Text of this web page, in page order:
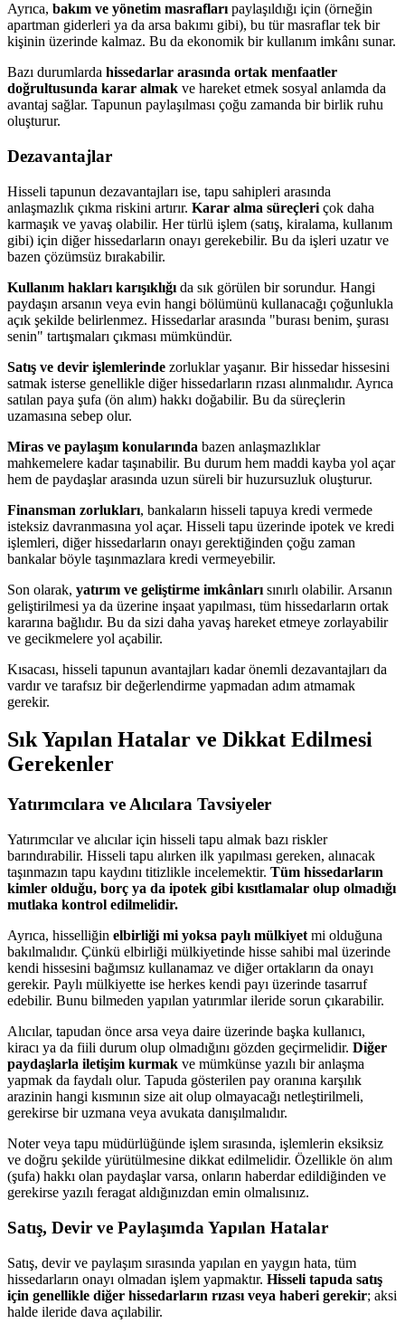
Ayrıca, bakım ve yönetim masrafları paylaşıldığı için (örneğin
apartman giderleri ya da arsa bakımı gibi), bu tür masraflar tek bir
kişinin üzerinde kalmaz. Bu da ekonomik bir kullanım imkânı sunar.
Bazı durumlarda hissedarlar arasında ortak menfaatler
doğrultusunda karar almak ve hareket etmek sosyal anlamda da
avantaj sağlar. Tapunun paylaşılması çoğu zamanda bir birlik ruhu
oluşturur.
Dezavantajlar
Hisseli tapunun dezavantajları ise, tapu sahipleri arasında
anlaşmazlık çıkma riskini artırır. Karar alma süreçleri çok daha
karmaşık ve yavaş olabilir. Her türlü işlem (satış, kiralama, kullanım
gibi) için diğer hissedarların onayı gerekebilir. Bu da işleri uzatır ve
bazen çözümsüz bırakabilir.
Kullanım hakları karışıklığı da sık görülen bir sorundur. Hangi
paydaşın arsanın veya evin hangi bölümünü kullanacağı çoğunlukla
açık şekilde belirlenmez. Hissedarlar arasında "burası benim, şurası
senin" tartışmaları çıkması mümkündür.
Satış ve devir işlemlerinde zorluklar yaşanır. Bir hissedar hissesini
satmak isterse genellikle diğer hissedarların rızası alınmalıdır. Ayrıca
satılan paya şufa (ön alım) hakkı doğabilir. Bu da süreçlerin
uzamasına sebep olur.
Miras ve paylaşım konularında bazen anlaşmazlıklar
mahkemelere kadar taşınabilir. Bu durum hem maddi kayba yol açar
hem de paydaşlar arasında uzun süreli bir huzursuzluk oluşturur.
Finansman zorlukları, bankaların hisseli tapuya kredi vermede
isteksiz davranmasına yol açar. Hisseli tapu üzerinde ipotek ve kredi
işlemleri, diğer hissedarların onayı gerektiğinden çoğu zaman
bankalar böyle taşınmazlara kredi vermeyebilir.
Son olarak, yatırım ve geliştirme imkânları sınırlı olabilir. Arsanın
geliştirilmesi ya da üzerine inşaat yapılması, tüm hissedarların ortak
kararına bağlıdır. Bu da sizi daha yavaş hareket etmeye zorlayabilir
ve gecikmelere yol açabilir.
Kısacası, hisseli tapunun avantajları kadar önemli dezavantajları da
vardır ve tarafsız bir değerlendirme yapmadan adım atmamak
gerekir.
Sık Yapılan Hatalar ve Dikkat Edilmesi
Gerekenler
Yatırımcılara ve Alıcılara Tavsiyeler
Yatırımcılar ve alıcılar için hisseli tapu almak bazı riskler
barındırabilir. Hisseli tapu alırken ilk yapılması gereken, alınacak
taşınmazın tapu kaydını titizlikle incelemektir. Tüm hissedarların
kimler olduğu, borç ya da ipotek gibi kısıtlamalar olup olmadığı
mutlaka kontrol edilmelidir.
Ayrıca, hisselliğin elbirliği mi yoksa paylı mülkiyet mi olduğuna
bakılmalıdır. Çünkü elbirliği mülkiyetinde hisse sahibi mal üzerinde
kendi hissesini bağımsız kullanamaz ve diğer ortakların da onayı
gerekir. Paylı mülkiyette ise herkes kendi payı üzerinde tasarruf
edebilir. Bunu bilmeden yapılan yatırımlar ileride sorun çıkarabilir.
Alıcılar, tapudan önce arsa veya daire üzerinde başka kullanıcı,
kiracı ya da fiili durum olup olmadığını gözden geçirmelidir. Diğer
paydaşlarla iletişim kurmak ve mümkünse yazılı bir anlaşma
yapmak da faydalı olur. Tapuda gösterilen pay oranına karşılık
arazinin hangi kısmının size ait olup olmayacağı netleştirilmeli,
gerekirse bir uzmana veya avukata danışılmalıdır.
Noter veya tapu müdürlüğünde işlem sırasında, işlemlerin eksiksiz
ve doğru şekilde yürütülmesine dikkat edilmelidir. Özellikle ön alım
(şufa) hakkı olan paydaşlar varsa, onların haberdar edildiğinden ve
gerekirse yazılı feragat aldığınızdan emin olmalısınız.
Satış, Devir ve Paylaşımda Yapılan Hatalar
Satış, devir ve paylaşım sırasında yapılan en yaygın hata, tüm
hissedarların onayı olmadan işlem yapmaktır. Hisseli tapuda satış
için genellikle diğer hissedarların rızası veya haberi gerekir; aksi
halde ileride dava açılabilir.